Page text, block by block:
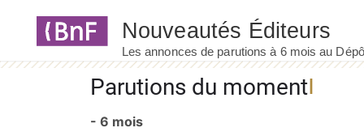
Parutions du moment
- 6 mois